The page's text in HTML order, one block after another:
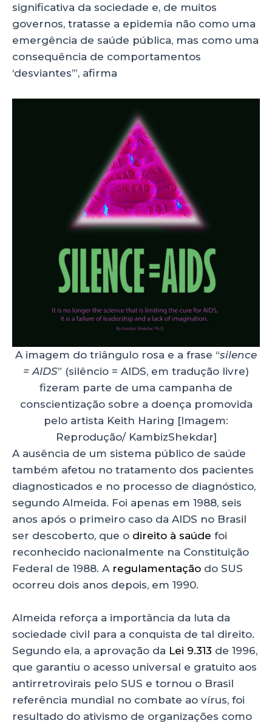
significativa da sociedade e, de muitos
governos, tratasse a epidemia não como uma
emergência de saúde pública, mas como uma
consequência de comportamentos
‘desviantes’”, afirma
A imagem do triângulo rosa e a frase “silence
= AIDS” (silêncio = AIDS, em tradução livre)
fizeram parte de uma campanha de
conscientização sobre a doença promovida
pelo artista Keith Haring [Imagem:
Reprodução/ KambizShekdar]
A ausência de um sistema público de saúde
também afetou no tratamento dos pacientes
diagnosticados e no processo de diagnóstico,
segundo Almeida. Foi apenas em 1988, seis
anos após o primeiro caso da AIDS no Brasil
ser descoberto, que o direito à saúde foi
reconhecido nacionalmente na Constituição
Federal de 1988. A regulamentação do SUS
ocorreu dois anos depois, em 1990.
Almeida reforça a importância da luta da
sociedade civil para a conquista de tal direito.
Segundo ela, a aprovação da Lei 9.313 de 1996,
que garantiu o acesso universal e gratuito aos
antirretrovirais pelo SUS e tornou o Brasil
referência mundial no combate ao vírus, foi
resultado do ativismo de organizações como